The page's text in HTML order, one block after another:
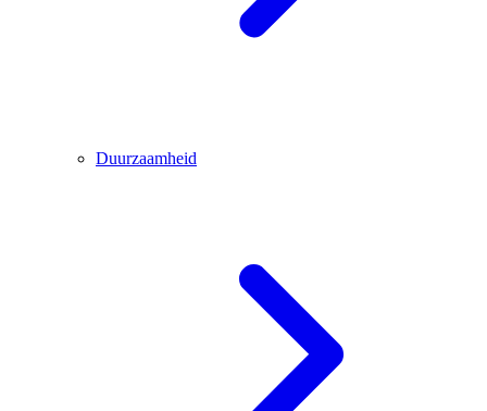
Duurzaamheid